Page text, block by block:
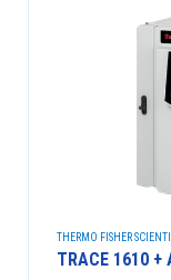
THERMO FISHER
TRACE 1610 +